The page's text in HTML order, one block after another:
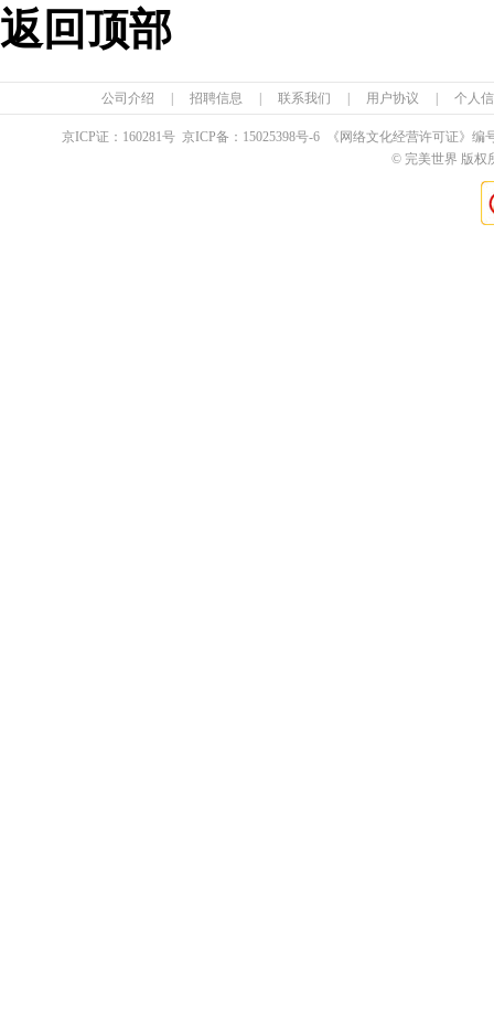
返回顶部
公司介绍 招聘信息 联系我们 用户协议 个人
京ICP证： 160281号 京ICP备： 15025398号-6 《网络文化经营许可证》编
© 完美世界 版权